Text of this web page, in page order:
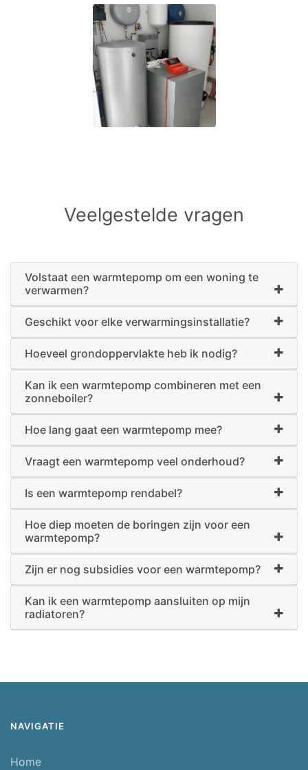
Veelgestelde vragen
Volstaat een warmtepomp om een woning te
verwarmen?
Geschikt voor elke verwarmingsinstallatie?
Hoeveel grondoppervlakte heb ik nodig?
Kan ik een warmtepomp combineren met een
zonneboiler?
Hoe lang gaat een warmtepomp mee?
Vraagt een warmtepomp veel onderhoud?
Is een warmtepomp rendabel?
Hoe diep moeten de boringen zijn voor een
warmtepomp?
Zijn er nog subsidies voor een warmtepomp?
Kan ik een warmtepomp aansluiten op mijn
radiatoren?
NAVIGATIE
Home